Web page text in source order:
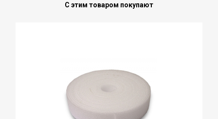
С этим товаром покупают